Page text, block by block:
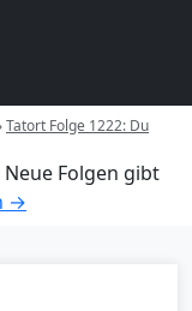
Tatort Folge 1222: Du
Neue Folgen gibt
→